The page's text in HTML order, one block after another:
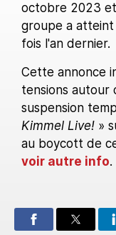
octobre 2023
groupe a
fois l'an dernier.
Cette annonce
tensions autour
suspension
Kimmel Live! »
au boycott de
voir autre info.